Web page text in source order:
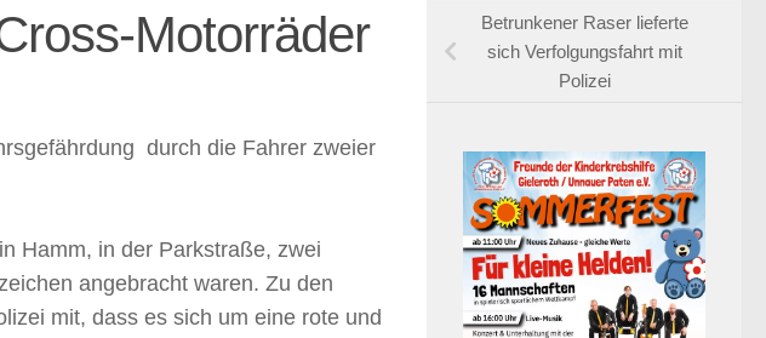
Motorräder
durch die Fahrer zweier
Hamm, in der Parkstraße, zwei
angebracht waren. Zu den
mit, dass es sich um eine rote und
Betrunkener Raser lieferte
sich Verfolgungsfahrt mit
Polizei